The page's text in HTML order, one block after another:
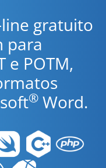
gratuito
para
e POTM,
® Word.